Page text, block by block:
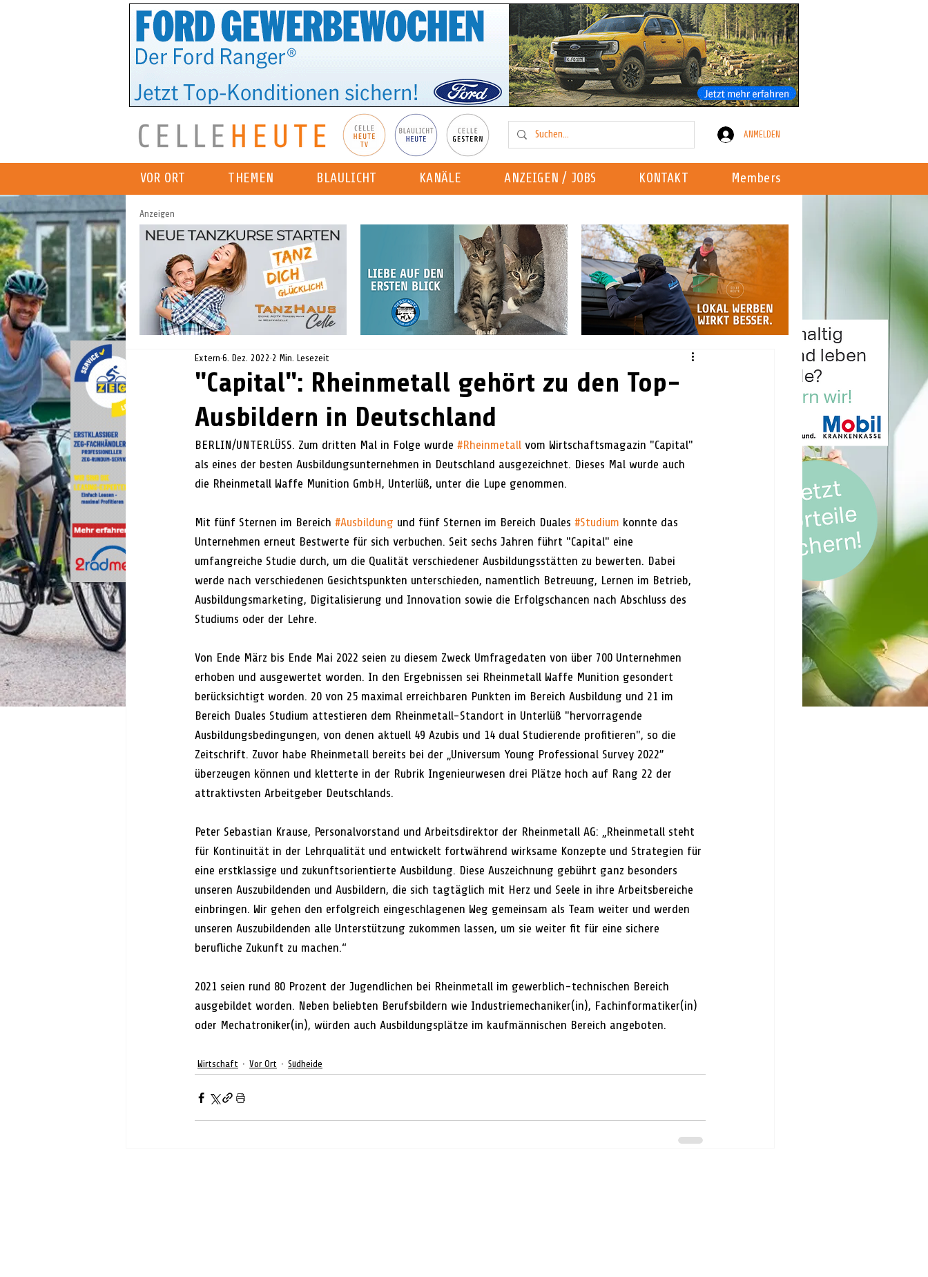
ANMELDEN
VOR ORT THEMEN BLAULICHT KANÄLE ANZEIGEN / JOBS KONTAKT Members
Anzeigen
"Capital": Rheinmetall gehört zu den Top-
Ausbildern in Deutschland
Extern 6. Dez. 2022 2 Min. Lesezeit
BERLIN/UNTERLÜSS. Zum dritten Mal in Folge wurde #Rheinmetall vom Wirtschaftsmagazin "Capital"
als eines der besten Ausbildungsunternehmen in Deutschland ausgezeichnet. Dieses Mal wurde auch
die Rheinmetall Waffe Munition GmbH, Unterlüß, unter die Lupe genommen.
Mit fünf Sternen im Bereich #Ausbildung und fünf Sternen im Bereich Duales #Studium konnte das
Unternehmen erneut Bestwerte für sich verbuchen. Seit sechs Jahren führt "Capital" eine
umfangreiche Studie durch, um die Qualität verschiedener Ausbildungsstätten zu bewerten. Dabei
werde nach verschiedenen Gesichtspunkten unterschieden, namentlich Betreuung, Lernen im Betrieb,
Ausbildungsmarketing, Digitalisierung und Innovation sowie die Erfolgschancen nach Abschluss des
Studiums oder der Lehre.
Von Ende März bis Ende Mai 2022 seien zu diesem Zweck Umfragedaten von über 700 Unternehmen
erhoben und ausgewertet worden. In den Ergebnissen sei Rheinmetall Waffe Munition gesondert
berücksichtigt worden. 20 von 25 maximal erreichbaren Punkten im Bereich Ausbildung und 21 im
Bereich Duales Studium attestieren dem Rheinmetall-Standort in Unterlüß "hervorragende
Ausbildungsbedingungen, von denen aktuell 49 Azubis und 14 dual Studierende profitieren", so die
Zeitschrift. Zuvor habe Rheinmetall bereits bei der „Universum Young Professional Survey 2022”
überzeugen können und kletterte in der Rubrik Ingenieurwesen drei Plätze hoch auf Rang 22 der
attraktivsten Arbeitgeber Deutschlands.
Peter Sebastian Krause, Personalvorstand und Arbeitsdirektor der Rheinmetall AG: „Rheinmetall steht
für Kontinuität in der Lehrqualität und entwickelt fortwährend wirksame Konzepte und Strategien für
eine erstklassige und zukunftsorientierte Ausbildung. Diese Auszeichnung gebührt ganz besonders
unseren Auszubildenden und Ausbildern, die sich tagtäglich mit Herz und Seele in ihre Arbeitsbereiche
einbringen. Wir gehen den erfolgreich eingeschlagenen Weg gemeinsam als Team weiter und werden
unseren Auszubildenden alle Unterstützung zukommen lassen, um sie weiter fit für eine sichere
berufliche Zukunft zu machen.“
2021 seien rund 80 Prozent der Jugendlichen bei Rheinmetall im gewerblich-technischen Bereich
ausgebildet worden. Neben beliebten Berufsbildern wie Industriemechaniker(in), Fachinformatiker(in)
oder Mechatroniker(in), würden auch Ausbildungsplätze im kaufmännischen Bereich angeboten.
Wirtschaft Vor Ort Südheide